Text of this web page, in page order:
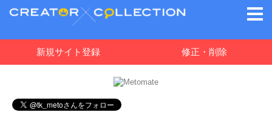
新規サイト登録 修正・削除